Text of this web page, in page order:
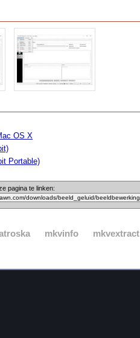
OS X
Portable)
pagina te linken:
mkvinfo mkvextract